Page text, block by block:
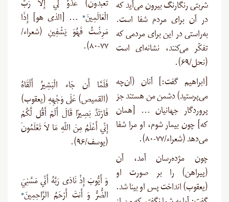
شربتی رنگارنگ بیرون می‌آید که
در آن برای مردم شفا است.
به‌راستی در این برای مردمی که
تفکّر می‌کنند، نشانه‌ای است
(نحل/۶۹
).
[ابراهیم گفت:] آنان (آن‌چه
می‌پرستید) دشمن من هستند جز
پروردگار جهانیان … [همان
که] چون بیمار شوم، او مرا شفا
می‌دهد (شعراء/۷۷-۸۰
).
چون مژده‌رسان آمد، آن
(پیراهن) را بر صورت او
(یعقوب) انداخت پس او بینا شد.
تعبدون) عَدُوٌّ لِّي إِلَّا رَبَّ
الْعَالَمِينَ* … [الذی هو] إِذَا
مَرِضْتُ فَهُوَ يَشْفِينِ (شعراء/
۷۷-۸۰).
فَلَمَّا أَن جَاء الْبَشِيرُ أَلْقَاهُ
(القمیص) عَلَى وَجْهِهِ (یعقوب)
فَارْتَدَّ بَصِيرًا قَالَ أَلَمْ أَقُل لَّكُمْ
إِنِّي أَعْلَمُ مِنَ اللّهِ مَا لاَ تَعْلَمُونَ
(یوسف/۹۶).
وَ أَيُّوبَ إِذْ نَادَى رَبَّهُ أَنِّي مَسَّنِيَ
الضُّرُّ وَ أَنتَ أَرْحَمُ الرَّاحِمِينَ*